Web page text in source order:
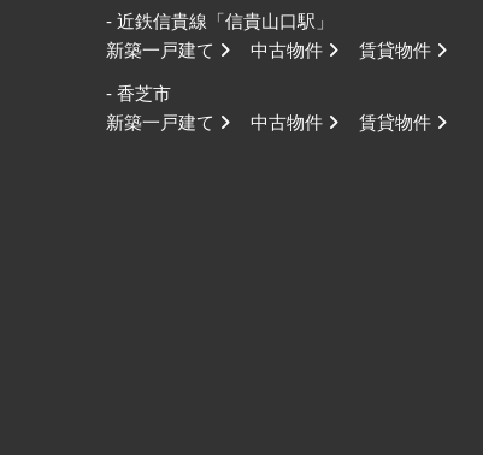
- 近鉄信貴線「信貴山口駅」
新築一戸建て
中古物件 賃貸物件
- 香芝市
新築一戸建て
中古物件 賃貸物件